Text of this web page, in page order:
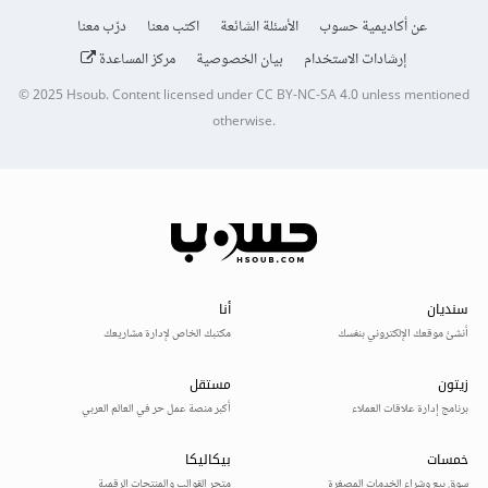
عن أكاديمية حسوب الأسئلة الشائعة اكتب معنا
درّب معنا
إرشادات الاستخدام
بيان الخصوصية مركز المساعدة
© 2025Hsoub.Content licensed underCC BY-NC-SA 4.0unless mentioned
otherwise.